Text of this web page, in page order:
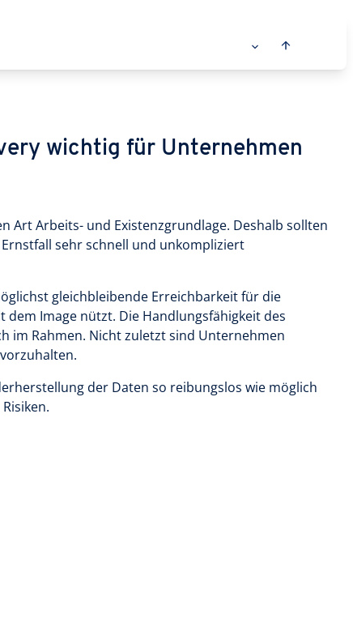
wichtig für Unternehmen
Art Arbeits- und Existenzgrundlage. Deshalb sollten
sehr schnell und unkompliziert
gleichbleibende Erreichbarkeit für die
Image nützt. Die Handlungsfähigkeit des
im Rahmen. Nicht zuletzt sind Unternehmen
der Daten so reibungslos wie möglich